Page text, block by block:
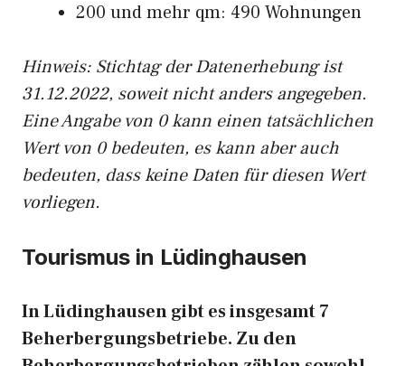
200 und mehr qm: 490 Wohnungen
Hinweis: Stichtag der Datenerhebung ist
31.12.2022, soweit nicht anders angegeben.
Eine Angabe von 0 kann einen tatsächlichen
Wert von 0 bedeuten, es kann aber auch
bedeuten, dass keine Daten für diesen Wert
vorliegen.
Tourismus in Lüdinghausen
In Lüdinghausen gibt es insgesamt 7
Beherbergungsbetriebe. Zu den